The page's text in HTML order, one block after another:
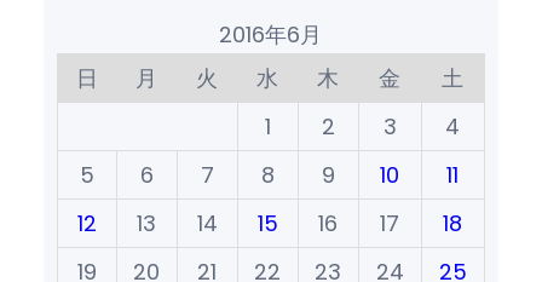
2016年6月
日
月 火 水 木 金
土
1
2 3
4
5
6 7 8 9 10
11
12
13 14 15 16 17
18
19
20 21 22 23 24
25